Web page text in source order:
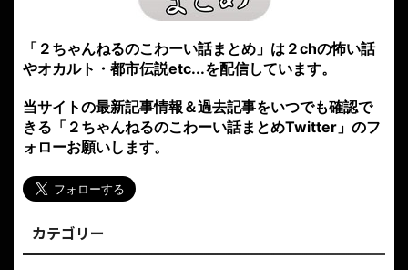
「２ちゃんねるのこわーい話まとめ」は２chの怖い話
やオカルト・都市伝説etc...を配信しています。
当サイトの最新記事情報＆過去記事をいつでも確認で
きる「２ちゃんねるのこわーい話まとめTwitter」のフ
ォローお願いします。
カテゴリー